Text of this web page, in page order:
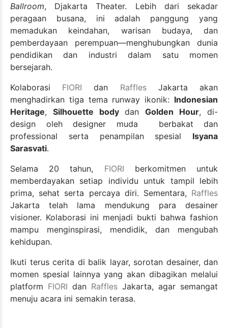
Ballroom, Djakarta Theater. Lebih dari sekadar
peragaan busana, ini adalah panggung yang
memadukan keindahan, warisan budaya, dan
pemberdayaan perempuan—menghubungkan dunia
pendidikan dan industri dalam satu momen
bersejarah.
Kolaborasi FIORIdan Raffles Jakarta akan
menghadirkan tiga tema runway ikonik: Indonesian
Heritage, Silhouette body dan Golden Hour, di-
design oleh designer muda berbakat dan
professional serta penampilan spesial Isyana
Sarasvati.
Selama 20 tahun, FIORI berkomitmen untuk
memberdayakan setiap individu untuk tampil lebih
prima, sehat serta percaya diri. Sementara, Raffles
Jakarta telah lama mendukung para desainer
visioner. Kolaborasi ini menjadi bukti bahwa fashion
mampu menginspirasi, mendidik, dan mengubah
kehidupan.
Ikuti terus cerita di balik layar, sorotan desainer, dan
momen spesial lainnya yang akan dibagikan melalui
platform FIORI dan Raffles Jakarta, agar semangat
menuju acara ini semakin terasa.